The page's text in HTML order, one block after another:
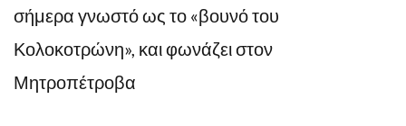
σήμερα γνωστό ως το «βουνό του
Κολοκοτρώνη», και φωνάζει στον
Μητροπέτροβα